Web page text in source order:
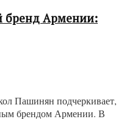
бренд Армении:
Пашинян подчеркивает,
брендом Армении. В